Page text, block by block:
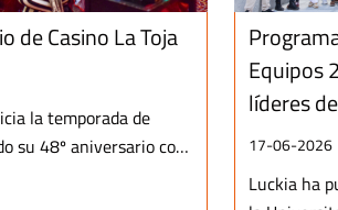
de Casino La Toja
la temporada de
su 48º aniversario con
Equipos
líderes
17-06-2026
Luckia ha